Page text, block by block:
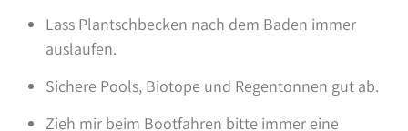
Lass Plantschbecken nach dem Baden immer
auslaufen.
Sichere Pools, Biotope und Regentonnen gut ab.
Zieh mir beim Bootfahren bitte immer eine